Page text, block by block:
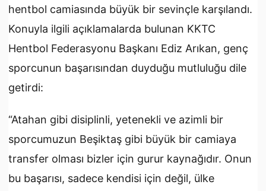
hentbol camiasında büyük bir sevinçle karşılandı.
Konuyla ilgili açıklamalarda bulunan KKTC
Hentbol Federasyonu Başkanı Ediz Arıkan, genç
sporcunun başarısından duyduğu mutluluğu dile
getirdi:
“Atahan gibi disiplinli, yetenekli ve azimli bir
sporcumuzun Beşiktaş gibi büyük bir camiaya
transfer olması bizler için gurur kaynağıdır. Onun
bu başarısı, sadece kendisi için değil, ülke